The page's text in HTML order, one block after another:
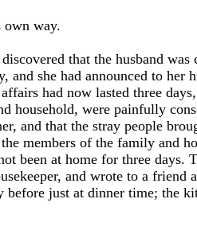
own way.
that the husband was
she had announced to her
had now lasted three
household, were painfully
and that the stray people
members of the family and
been at home for three days.
and wrote to a friend
just at dinner time; the